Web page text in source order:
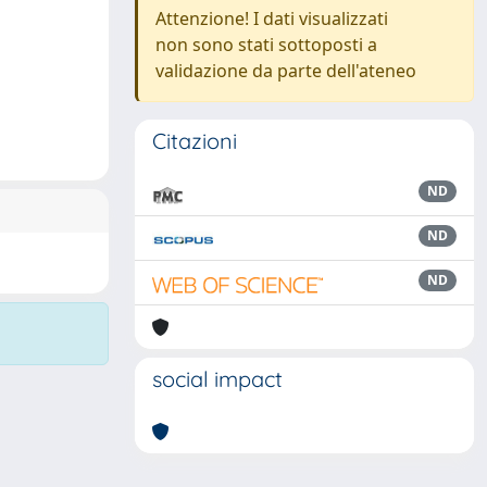
Attenzione! I dati visualizzati
non sono stati sottoposti a
validazione da parte dell'ateneo
Citazioni
ND
ND
ND
social impact